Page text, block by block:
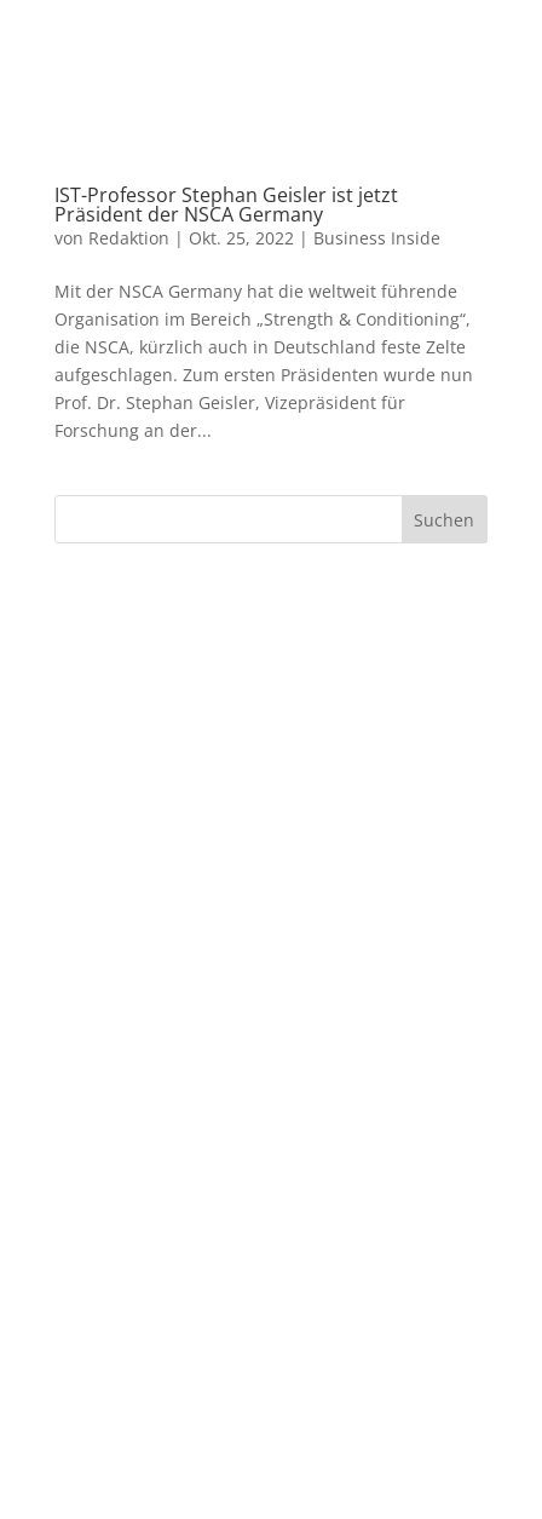
IST-Professor Stephan Geisler ist jetzt
Präsident der NSCA Germany
von Redaktion | Okt. 25, 2022| Business Inside
Mit der NSCA Germany hat die weltweit führende
Organisation im Bereich „Strength & Conditioning“,
die NSCA, kürzlich auch in Deutschland feste Zelte
aufgeschlagen. Zum ersten Präsidenten wurde nun
Prof. Dr. Stephan Geisler, Vizepräsident für
Forschung an der...
Suchen